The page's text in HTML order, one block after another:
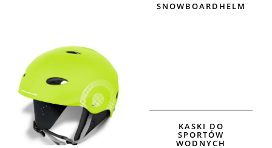
SNOWBOARDHELM
KASKI DO
SPORTÓW
WODNYCH